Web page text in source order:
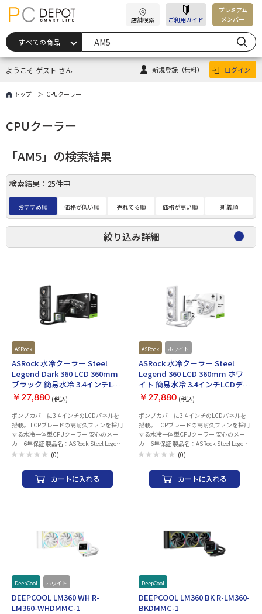
店舗検索 ご利用ガイド
プレミアム
メンバー
ようこそ ゲスト さん 新規登録 （無料） ログイン
トップ CPUクーラー
CPUクーラー
「AM5」の検索結果
絞り込み詳細
検索結果：25件中
おすすめ順 価格が低い順 売れてる順 価格が高い順 新着順
ASRock
ASRock 水冷クーラー Steel
Legend Dark 360 LCD 360mm
ブラック 簡易水冷 3.4インチLCD
ディスプレイ搭載 CPU温度表示
対応 LGA1700 AM5 対応
￥27,880 (税込)
ポンプカバーに3.4インチのLCDパネルを
搭載。 LCPブレードの高耐久ファンを採用
する水冷一体型CPUクーラー 安心のメー
カー6年保証 製品名：ASRock Steel Legend
Dark 360 LCD (0)
カートに入れる
ASRock ホワイト
ASRock 水冷クーラー Steel
Legend 360 LCD 360mm ホワ
イト 簡易水冷 3.4インチLCDディ
スプレイ搭載 CPU温度表示対応
LGA1700 AM5 対応
￥27,880 (税込)
ポンプカバーに3.4インチのLCDパネルを
搭載。 LCPブレードの高耐久ファンを採用
する水冷一体型CPUクーラー 安心のメー
カー6年保証 製品名：ASRock Steel Legend
360 LCD
(0)
カートに入れる
DeepCool ホワイト
DEEPCOOL LM360 WH R-
LM360-WHDMMC-1
DeepCool
DEEPCOOL LM360 BK R-LM360-
BKDMMC-1